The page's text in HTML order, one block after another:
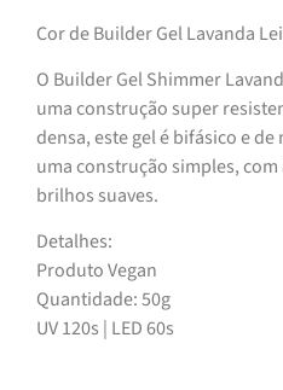
Cor de Builder Gel Lavanda
O Builder Gel Shimmer
uma construção super
densa, este gel é bifásico e
uma construção simples,
brilhos suaves.
Detalhes:
Produto Vegan
Quantidade: 50g
UV 120s | LED 60s